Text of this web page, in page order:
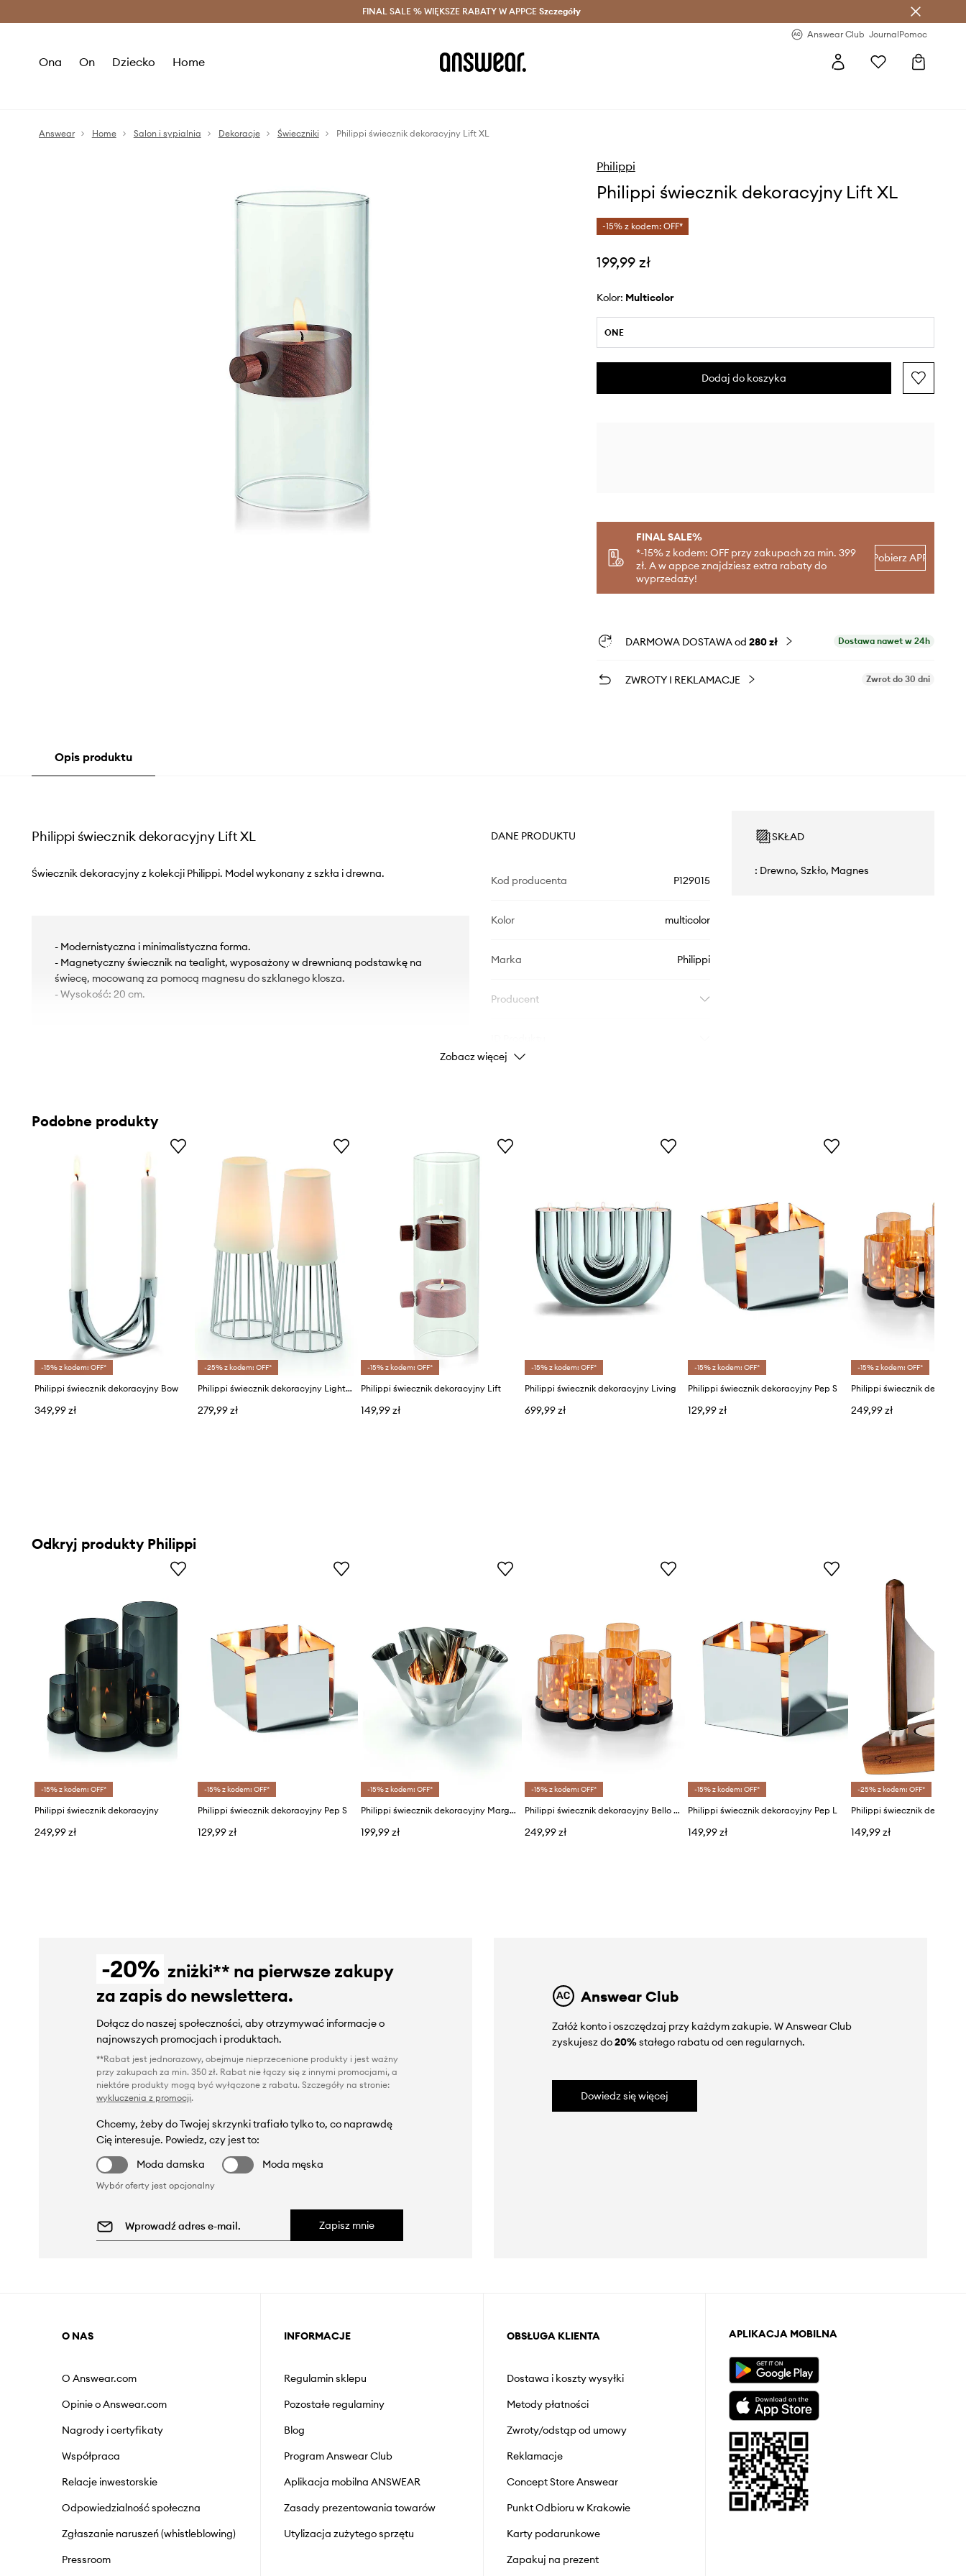
Oszczędzaj z Answear Club > Dostawa nawet w 24h >
FINAL SALE % WIĘKSZE RABATY W APPCE Szczegóły
Answear Club JournalPomoc
Ona On Dziecko Home
Answear Home Salon i sypialnia Dekoracje Świeczniki Philippi świecznik dekoracyjny Lift XL
Philippi
Philippi świecznik dekoracyjny Lift XL
-15% z kodem: OFF*
199,99 zł
Kolor: multicolor
ONE
Dodaj do koszyka
FINAL SALE%
*-15% z kodem: OFF przy zakupach za min. 399
zł. A w appce znajdziesz extra rabaty do
wyprzedaży!
Pobierz APP
DARMOWA DOSTAWA od 280 zł Dostawa nawet w 24h
ZWROTY I REKLAMACJE Zwrot do 30 dni
Opis produktu
Philippi świecznik dekoracyjny Lift XL
Świecznik dekoracyjny z kolekcji Philippi. Model wykonany z szkła i drewna.
- Modernistyczna i minimalistyczna forma.
- Magnetyczny świecznik na tealight, wyposażony w drewnianą podstawkę na
świecę, mocowaną za pomocą magnesu do szklanego klosza.
- Wysokość: 20 cm.
DANE PRODUKTU
Kod producenta P129015
Kolor multicolor
Marka Philippi
Producent
SKŁAD
: Drewno, Szkło, Magnes
Zobacz więcej
Podobne produkty
-15% z kodem: OFF*
Philippi świecznik dekoracyjny Bow
349,99 zł
-25% z kodem: OFF*
Philippi świecznik dekoracyjny Lightho 2-pack
279,99 zł
-15% z kodem: OFF*
Philippi świecznik dekoracyjny Lift
149,99 zł
-15% z kodem: OFF*
Philippi świecznik dekoracyjny Living
699,99 zł
-15% z kodem: OFF*
Philippi świecznik dekoracyjny Pep S
129,99 zł
-15% z kodem: OFF*
249,99 zł
Odkryj produkty Philippi
-15% z kodem: OFF*
Philippi świecznik dekoracyjny
249,99 zł
-15% z kodem: OFF*
Philippi świecznik dekoracyjny Pep S
129,99 zł
-15% z kodem: OFF*
Philippi świecznik dekoracyjny Margeaux
199,99 zł
-15% z kodem: OFF*
Philippi świecznik dekoracyjny Bello Horizonte
249,99 zł
-15% z kodem: OFF*
Philippi świecznik dekoracyjny Pep L
149,99 zł
-25% z kodem: OFF*
Philippi świecznik
149,99 zł
-20% zniżki** na pierwsze zakupy
za zapis do newslettera.
Dołącz do naszej społeczności, aby otrzymywać informacje o
najnowszych promocjach i produktach.
**Rabat jest jednorazowy, obejmuje nieprzecenione produkty i jest ważny
przy zakupach za min. 350 zł. Rabat nie łączy się z innymi promocjami, a
niektóre produkty mogą być wyłączone z rabatu. Szczegóły na stronie:
wykluczenia z promocji.
Chcemy, żeby do Twojej skrzynki trafiało tylko to, co naprawdę
Cię interesuje. Powiedz, czy jest to:
Moda damska
Moda męska
Wybór oferty jest opcjonalny
Zapisz mnie
Answear Club
Załóż konto i oszczędzaj przy każdym zakupie. W Answear Club
zyskujesz do20%stałego rabatu od cen regularnych.
Dowiedz się więcej
O NAS
O Answear.com
Opinie o Answear.com
Nagrody i certyfikaty
Współpraca
Relacje inwestorskie
Odpowiedzialność społeczna
Zgłaszanie naruszeń (whistleblowing)
Pressroom
INFORMACJE
Regulamin sklepu
Pozostałe regulaminy
Blog
Program Answear Club
Aplikacja mobilna ANSWEAR
Zasady prezentowania towarów
Utylizacja zużytego sprzętu
OBSŁUGA KLIENTA
Dostawa i koszty wysyłki
Metody płatności
Zwroty/odstąp od umowy
Reklamacje
Concept Store Answear
Punkt Odbioru w Krakowie
Karty podarunkowe
Zapakuj na prezent
APLIKACJA MOBILNA